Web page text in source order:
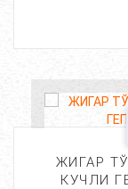
ЖИГАР
КУЧЛИ